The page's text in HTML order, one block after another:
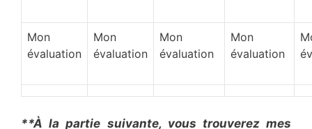
Mon
évaluation
Mon
évaluation
Mon
évaluation
Mon
évaluation
**À la partie suivante, vous trouverez mes